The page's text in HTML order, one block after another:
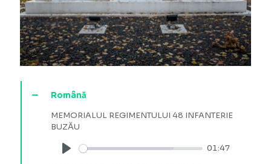
Română
MEMORIALUL REGIMENTULUI 48 INFANTERIE
BUZĂU
Play
01:47